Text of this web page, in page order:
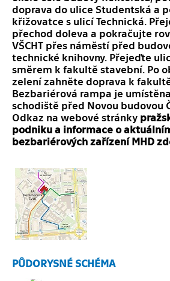
doprava do ulice Studentská a
křižovatce s ulicí Technická.
přechod doleva a pokračujte
VŠCHT přes náměstí před
technické knihovny. Přejeďte
směrem k fakultě stavební. Po
zelení zahněte doprava k
Bezbariérová rampa je
schodiště před Novou budovou
Odkaz na webové stránky
podniku a informace o
bezbariérových zařízení MHD
PŮDORYSNÉ SCHÉMA